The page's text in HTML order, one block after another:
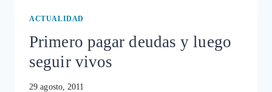
PARARLO?
ACTUALIDAD
Primero pagar deudas y luego
seguir vivos
29 agosto, 2011